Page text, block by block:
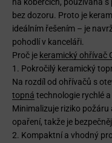
bez dozoru. Proto je
ideálním řešením – je
pohodlí v kanceláři.
Proč je keramický ohřívač
1. Pokročilý keramický
Na rozdíl od ohřívačů s
topná technologie rychlé
Minimalizuje riziko
opaření, takže je
2. Kompaktní a vhodný